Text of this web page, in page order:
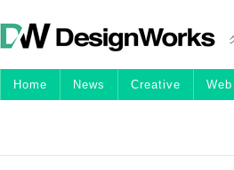
Home News Creative Web